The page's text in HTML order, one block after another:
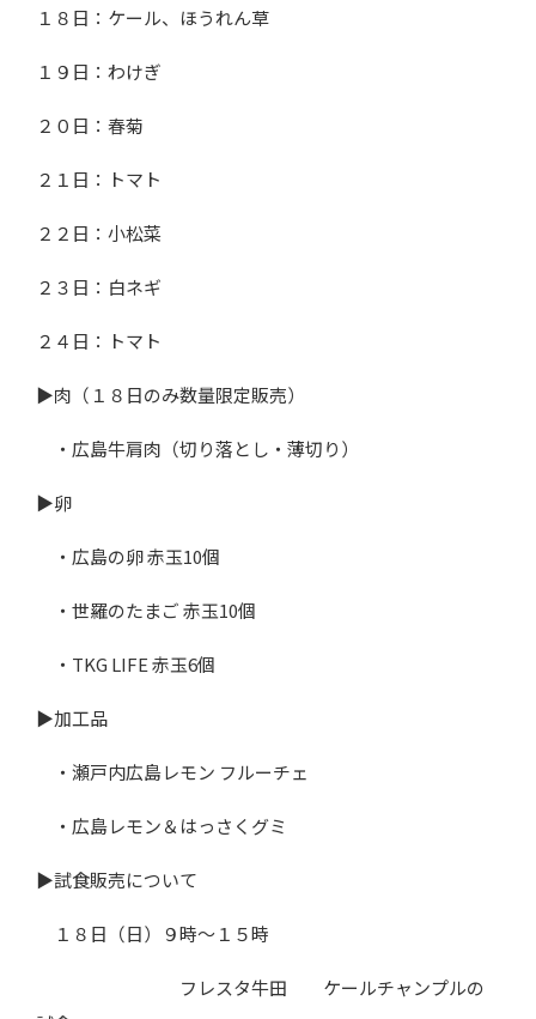
１８日：ケール、ほうれん草
１９日：わけぎ
２０日：春菊
２１日：トマト
２２日：小松菜
２３日：白ネギ
２４日：トマト
▶肉（１８日のみ数量限定販売）
・広島牛肩肉（切り落とし・薄切り）
▶卵
・広島の卵 赤玉10個
・世羅のたまご 赤玉10個
・ TKG LIFE赤玉6個
▶加工品
・瀬戸内広島レモン フルーチェ
・広島レモン＆はっさくグミ
▶試食販売について
１８日（日）９時～１５時
フレスタ牛田 ケールチャンプルの